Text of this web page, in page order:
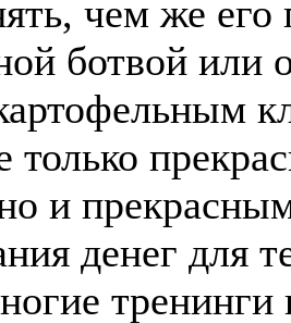
чем же
ботвой или
только
и
денег для
тренинги